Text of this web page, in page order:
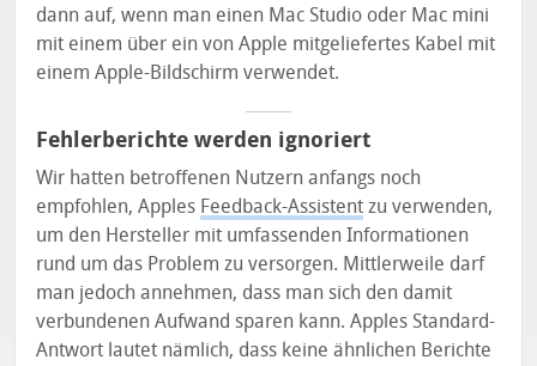
dann auf, wenn man einen Mac Studio oder Mac mini
mit einem über ein von Apple mitgeliefertes Kabel mit
einem Apple-Bildschirm verwendet.
Fehlerberichte werden ignoriert
Wir hatten betroffenen Nutzern anfangs noch
empfohlen, Apples Feedback-Assistent zu verwenden,
um den Hersteller mit umfassenden Informationen
rund um das Problem zu versorgen. Mittlerweile darf
man jedoch annehmen, dass man sich den damit
verbundenen Aufwand sparen kann. Apples Standard-
Antwort lautet nämlich, dass keine ähnlichen Berichte